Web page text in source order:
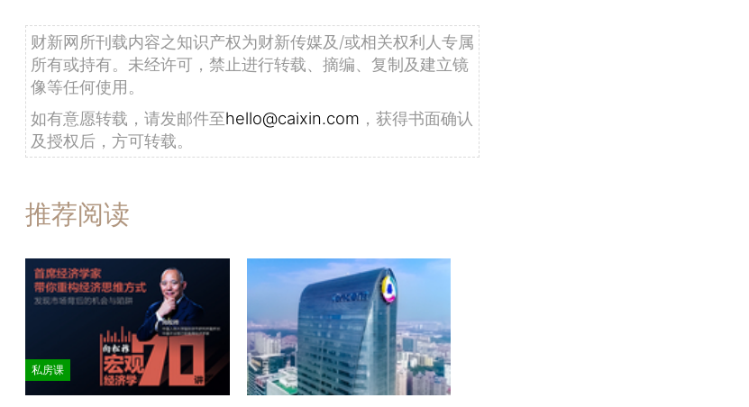
财新网所刊载内容之知识产权为财新传媒及/或相关权利人专属
所有或持有。未经许可，禁止进行转载、摘编、复制及建立镜
像等任何使用。
如有意愿转载，请发邮件至hello@caixin.com ，获得书面确认
及授权后，方可转载。
推荐阅读
私房课